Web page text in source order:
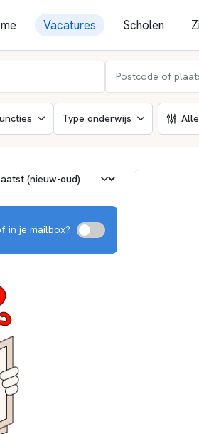
Vacatures Scholen
Type onderwijs
in je mailbox?